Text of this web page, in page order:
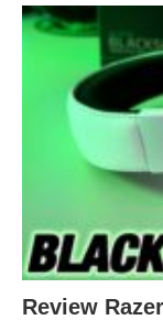
Review